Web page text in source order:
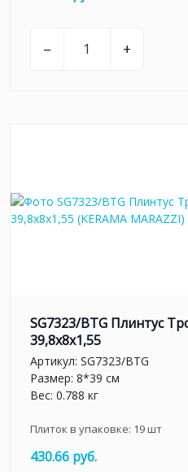
– +
SG7323/BTG Плинтус
39,8x8x1,55
Артикул: SG7323/BTG
Размер: 8*39 см
Вес: 0.788 кг
Плиток в упаковке: 19шт
430.66 руб.